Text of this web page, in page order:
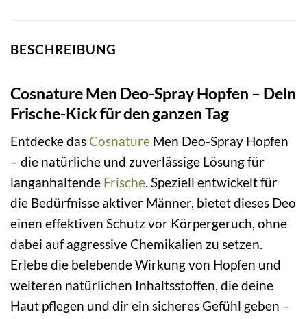
BESCHREIBUNG
Cosnature Men Deo-Spray Hopfen – Dein
Frische-Kick für den ganzen Tag
Entdecke das Cosnature Men Deo-Spray Hopfen
– die natürliche und zuverlässige Lösung für
langanhaltende Frische. Speziell entwickelt für
die Bedürfnisse aktiver Männer, bietet dieses Deo
einen effektiven Schutz vor Körpergeruch, ohne
dabei auf aggressive Chemikalien zu setzen.
Erlebe die belebende Wirkung von Hopfen und
weiteren natürlichen Inhaltsstoffen, die deine
Haut pflegen und dir ein sicheres Gefühl geben –